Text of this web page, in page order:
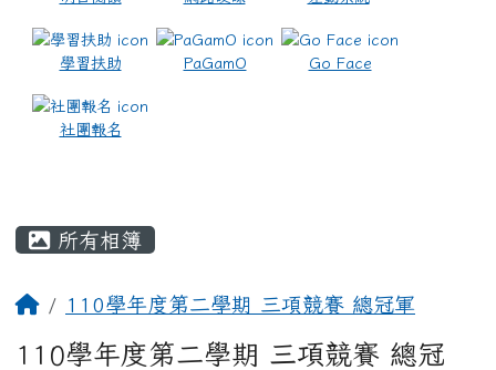
學習扶助 PaGamO Go Face
社團報名
所有相簿
110學年度第二學期 三項競賽 總冠軍
110學年度第二學期 三項競賽 總冠